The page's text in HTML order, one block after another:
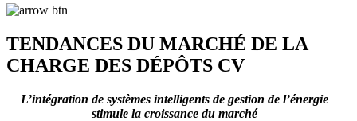
TENDANCES DU MARCHÉ DE LA
CHARGE DES DÉPÔTS CV
L’intégration de systèmes intelligents de gestion de l’énergie
stimule la croissance du marché